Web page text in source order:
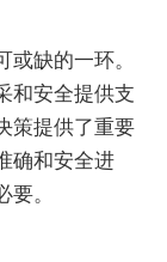
缺的一环。
和安全提供支
策提供了重要
确和安全进
。